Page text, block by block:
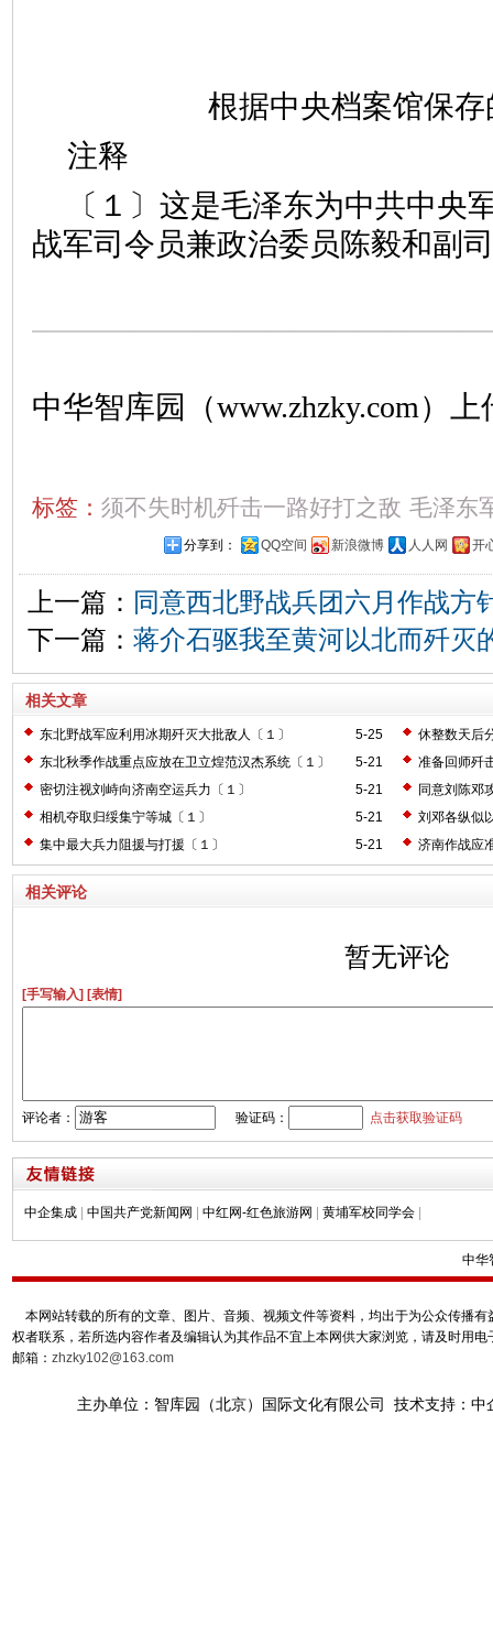
根据中央档案馆保
注释
〔１〕这是毛泽东为中共中央
战军司令员兼政治委员陈毅和副
中华智库园（www.zhzky.com）上
标签： 须不失时机歼击一路好打之敌 毛泽东
分享到： QQ空间 新浪微博 人人网 开
上一篇： 同意西北野战兵团六月作战方
下一篇： 蒋介石驱我至黄河以北而歼灭
相关文章
5-25
东北野战军应利用冰期歼灭大批敌人〔１〕
休整数天后
5-21
东北秋季作战重点应放在卫立煌范汉杰系统〔１〕
准备回师歼
5-21
密切注视刘峙向济南空运兵力〔１〕
同意刘陈邓
5-21
相机夺取归绥集宁等城〔１〕
刘邓各纵似
5-21
集中最大兵力阻援与打援〔１〕 济南作战应
相关评论
暂无评论
[手写输入] [表情]
评论者： 验证码： 点击获取验证码
中企集成 中国共产党新闻网 中红网-红色旅游网 黄埔军校同学会
中华
本网站转载的所有的文章、图片、音频、视频文件等资料，均出于为公众传播
权者联系，若所选内容作者及编辑认为其作品不宜上本网供大家浏览，请及时用
邮箱： zhzky102@163.com
主办单位：智库园（北京）国际文化有限公司 技术支持：